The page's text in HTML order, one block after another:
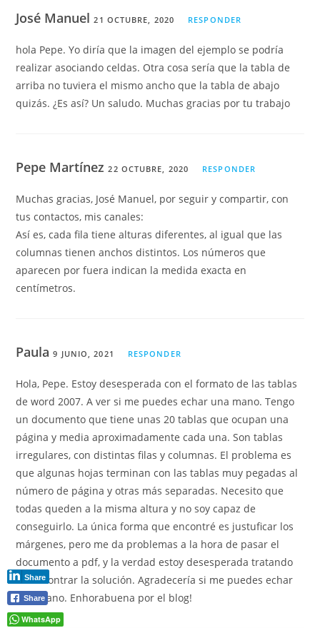
José Manuel21 OCTUBRE, 2020 RESPONDER
hola Pepe. Yo diría que la imagen del ejemplo se podría
realizar asociando celdas. Otra cosa sería que la tabla de
arriba no tuviera el mismo ancho que la tabla de abajo
quizás. ¿Es así? Un saludo. Muchas gracias por tu trabajo
Pepe Martínez22 OCTUBRE, 2020 RESPONDER
Muchas gracias, José Manuel, por seguir y compartir, con
tus contactos, mis canales:
Así es, cada fila tiene alturas diferentes, al igual que las
columnas tienen anchos distintos. Los números que
aparecen por fuera indican la medida exacta en
centímetros.
Paula9 JUNIO, 2021 RESPONDER
Hola, Pepe. Estoy desesperada con el formato de las tablas
de word 2007. A ver si me puedes echar una mano. Tengo
un documento que tiene unas 20 tablas que ocupan una
página y media aproximadamente cada una. Son tablas
irregulares, con distintas filas y columnas. El problema es
que algunas hojas terminan con las tablas muy pegadas al
número de página y otras más separadas. Necesito que
todas queden a la misma altura y no soy capaz de
conseguirlo. La única forma que encontré es justuficar los
márgenes, pero me da problemas a la hora de pasar el
documento a pdf, y la verdad estoy desesperada tratando
de encontrar la solución. Agradecería si me puedes echar
una mano. Enhorabuena por el blog!
Share
Share
WhatsApp